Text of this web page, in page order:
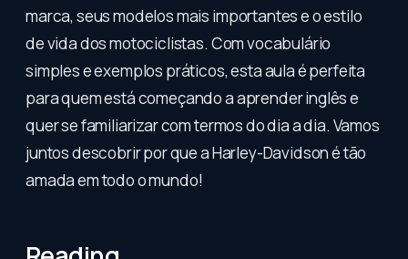
marca, seus modelos mais importantes e o estilo
de vida dos motociclistas. Com vocabulário
simples e exemplos práticos, esta aula é perfeita
para quem está começando a aprender inglês e
quer se familiarizar com termos do dia a dia. Vamos
juntos descobrir por que a Harley-Davidson é tão
amada em todo o mundo!